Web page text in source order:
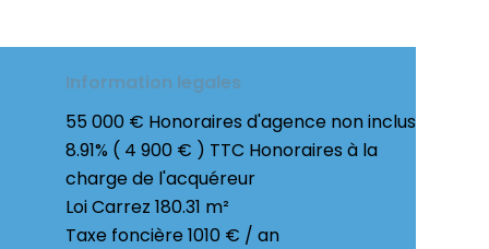
Information legales
55 000 € Honoraires d'agence non inclus
8.91% ( 4 900 € ) TTC Honoraires à la
charge de l'acquéreur
Loi Carrez 180.31 m²
Taxe foncière1010 € / an